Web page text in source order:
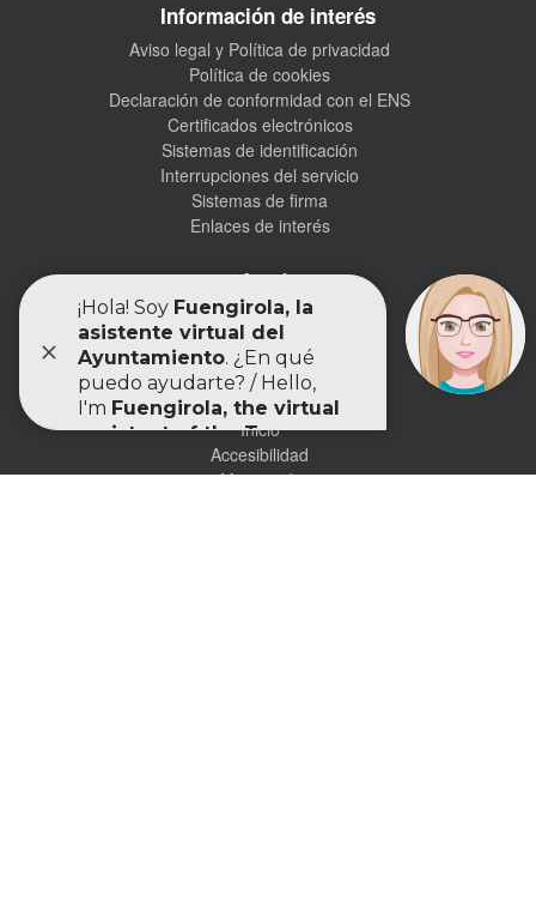
Información de interés
Aviso legal y Política de privacidad
Política de cookies
Declaración de conformidad con el ENS
Certificados electrónicos
Sistemas de identificación
Interrupciones del servicio
Sistemas de firma
Enlaces de interés
Ayuda
Preguntas frecuentes (FAQs)
Ayuda de la Sede
Usabilidad
Inicio
Accesibilidad
Mapa web